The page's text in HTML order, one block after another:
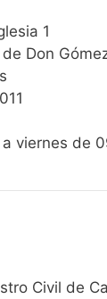
1
Don
viernes de
Civil de